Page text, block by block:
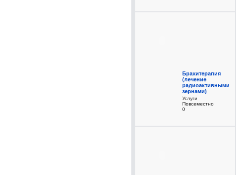
Брахитерапия
(лечение
радиоактивными
зернами)
Услуги
Повсеместно
0